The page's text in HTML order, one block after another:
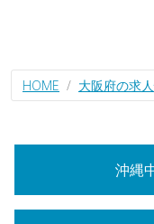
HOME 大阪府の求
沖縄